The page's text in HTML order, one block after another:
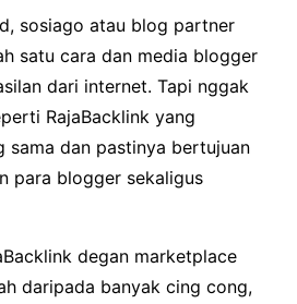
sosiago atau blog partner
satu cara dan media blogger
dari internet. Tapi nggak
RajaBacklink yang
sama dan pastinya bertujuan
para blogger sekaligus
degan marketplace
daripada banyak cing cong,